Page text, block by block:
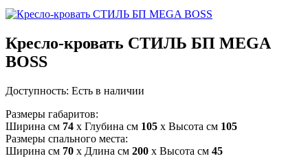
Кресло-кровать СТИЛЬ БП MEGA
BOSS
Доступность: Есть в наличии
Размеры габаритов:
Ширина см 74 x Глубина см 105 x Высота см 105
Размеры спального места:
Ширина см 70 x Длина см 200 x Высота см 45